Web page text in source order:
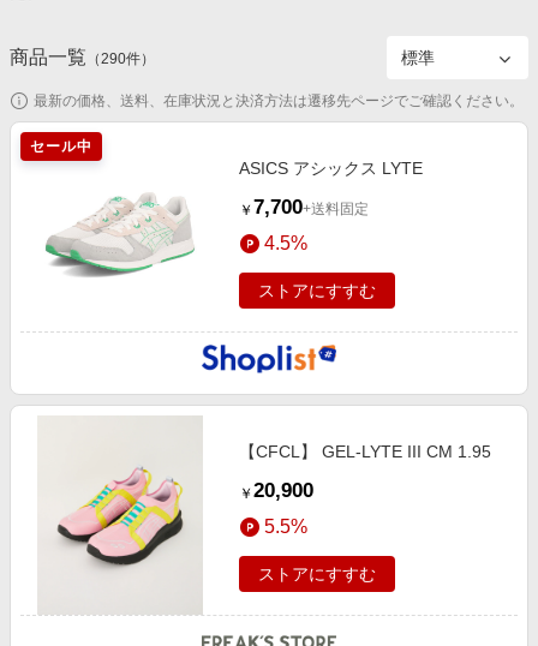
食品・スイーツ・お酒
コスメ・健康・医薬品
キッズ・ベビー用品
家電・PC・スマホ・カメラ
エンタメ
旅行・レジャー・ホテル予約
金融・マネー・保険
デジタルコンテンツ
ビジネス・その他サービス
初回購入者限定特典
対象ストア新規限定特典
新着ストアのご紹介
楽天ペイ導入ストア
楽天サービス特集
わくわく夏特集
Apple公式サイト×楽天カード分割払い
Samsung ボーナスキャンペーン
週末の高還元 夏の長期版
楽天IDでログイン/会員登録
商品一覧 （290件）
最新の価格、送料、在庫状況と決済方法は遷移先ページでご確認ください。
セール中
ASICS アシックス LYTE
￥ 7,700+送料固定
4.5%
ストアにすすむ
【CFCL】 GEL-LYTE III CM 1.95
￥ 20,900
5.5%
ストアにすすむ